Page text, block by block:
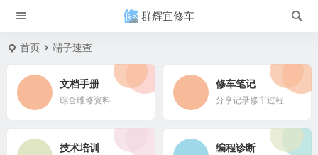
群辉宜修车
首页 端子速查
文档手册
综合维修资料
修车笔记
分享记录修车过程
技术培训 编程诊断